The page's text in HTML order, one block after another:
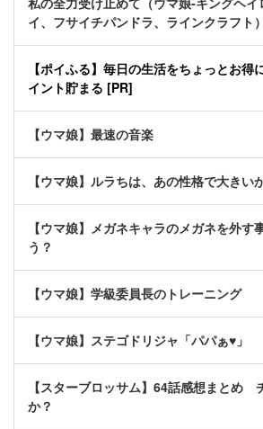
イ、フサイチパンドラ、ラインクラフト）
【ポイふる】毎日の生活をちょっとお得
イント貯まる [PR]
【ウマ娘】最速の音楽
【ウマ娘】ルラちは、あの性格で大きい
【ウマ娘】メガネキャラのメガネを外す
う？
【ウマ娘】学級委員長のトレーニング
【ウマ娘】ステゴドリジャ「パパぁ♥」
【スターブロッサム】64話感想まとめ
か？